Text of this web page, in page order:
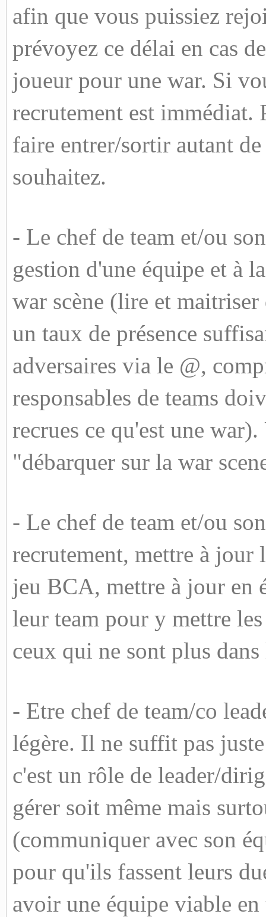
afin que vous puissiez
prévoyez ce délai en cas
joueur pour une war. Si
recrutement est immédiat.
faire entrer/sortir autant
souhaitez.
- Le chef de team et/ou
gestion d'une équipe et à
war scène (lire et
un taux de présence
adversaires via le @,
responsables de teams
recrues ce qu'est une
"débarquer sur la war
- Le chef de team et/ou
recrutement, mettre à
jeu BCA, mettre à jour en
leur team pour y mettre
ceux qui ne sont plus dans
- Etre chef de team/co
légère. Il ne suffit pas
c'est un rôle de leader/
gérer soit même mais
(communiquer avec son
pour qu'ils fassent leurs
avoir une équipe viable en